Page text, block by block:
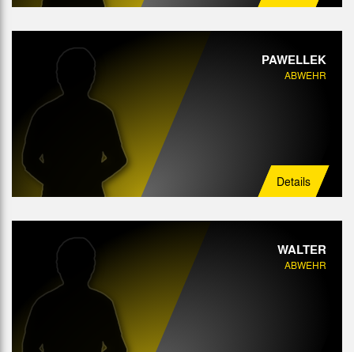
PAWELLEK
ABWEHR
Details
WALTER
ABWEHR